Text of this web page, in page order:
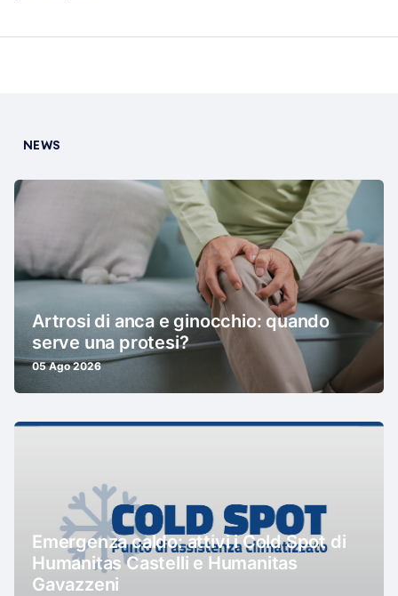
NEWS
Artrosi di anca e ginocchio: quando
serve una protesi?
05 Ago 2026
Emergenza caldo: attivi i Cold Spot di
Humanitas Castelli e Humanitas
Gavazzeni